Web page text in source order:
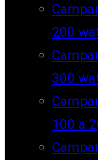
200
300
100 a